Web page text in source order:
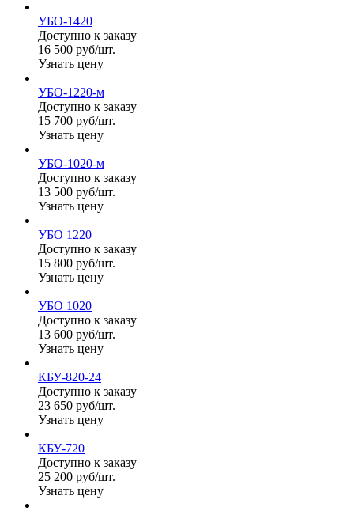
УБО-1420
Доступно к заказу
16 500 руб/шт.
Узнать цену
УБО-1220-м
Доступно к заказу
15 700 руб/шт.
Узнать цену
УБО-1020-м
Доступно к заказу
13 500 руб/шт.
Узнать цену
УБО 1220
Доступно к заказу
15 800 руб/шт.
Узнать цену
УБО 1020
Доступно к заказу
13 600 руб/шт.
Узнать цену
КБУ-820-24
Доступно к заказу
23 650 руб/шт.
Узнать цену
КБУ-720
Доступно к заказу
25 200 руб/шт.
Узнать цену